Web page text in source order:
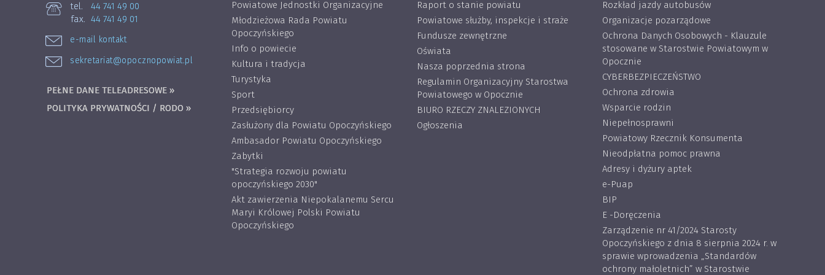
tel.
44 741 49 00
fax. 44 741 49 01
e-mail kontakt
sekretariat@opocznopowiat.pl
PEŁNE DANE TELEADRESOWE »
POLITYKA PRYWATNOŚCI / RODO »
Powiatowe Jednostki Organizacyjne
Młodzieżowa Rada Powiatu
Opoczyńskiego
Info o powiecie
Kultura i tradycja
Turystyka
Sport
Przedsiębiorcy
Zasłużony dla Powiatu Opoczyńskiego
Ambasador Powiatu Opoczyńskiego
Zabytki
"Strategia rozwoju powiatu
opoczyńskiego 2030"
Akt zawierzenia Niepokalanemu Sercu
Maryi Królowej Polski Powiatu
Opoczyńskiego
Raport o stanie powiatu
Powiatowe służby, inspekcje i straże
Fundusze zewnętrzne
Oświata
Nasza poprzednia strona
Regulamin Organizacyjny Starostwa
Powiatowego w Opocznie
BIURO RZECZY ZNALEZIONYCH
Ogłoszenia
Rozkład jazdy autobusów
Organizacje pozarządowe
Ochrona Danych Osobowych - Klauzule
stosowane w Starostwie Powiatowym w
Opocznie
CYBERBEZPIECZEŃSTWO
Ochrona zdrowia
Wsparcie rodzin
Niepełnosprawni
Powiatowy Rzecznik Konsumenta
Nieodpłatna pomoc prawna
Adresy i dyżury aptek
e-Puap
BIP
E -Doręczenia
Zarządzenie nr 41/2024 Starosty
Opoczyńskiego z dnia 8 sierpnia 2024 r. w
sprawie wprowadzenia „Standardów
ochrony małoletnich” w Starostwie